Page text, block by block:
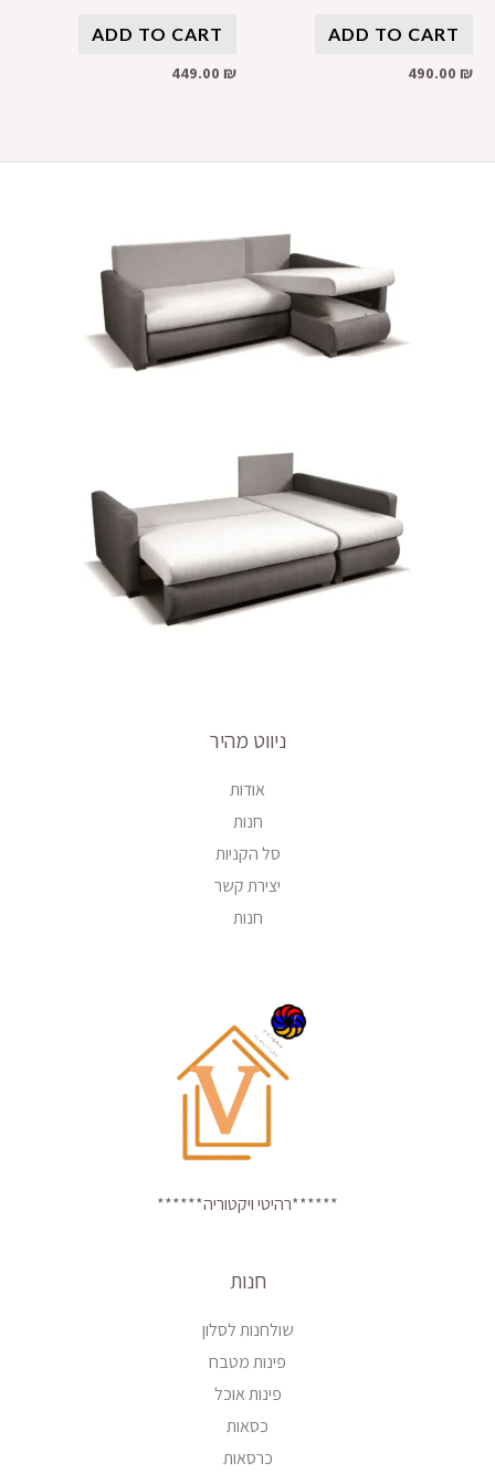
ADD TO CART
490.00 ₪
ADD TO CART
449.00 ₪
ניווט מהיר
אודות
חנות
סל הקניות
יצירת קשר
חנות
******רהיטי ויקטוריה******
חנות
שולחנות לסלון
פינות מטבח
פינות אוכל
כסאות
כרסאות